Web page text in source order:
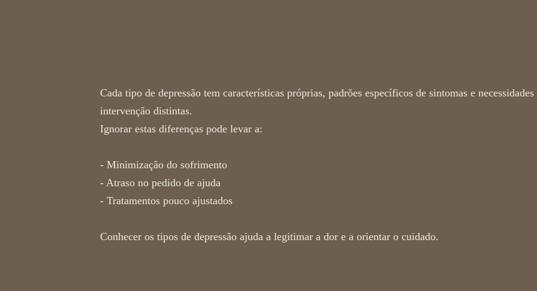
Cada tipo de depressão tem características próprias, padrões específicos de sintomas e necessidades
intervenção distintas.
Ignorar estas diferenças pode levar a:
- Minimização do sofrimento
- Atraso no pedido de ajuda
- Tratamentos pouco ajustados
Conhecer os tipos de depressão ajuda a legitimar a dor e a orientar o cuidado.